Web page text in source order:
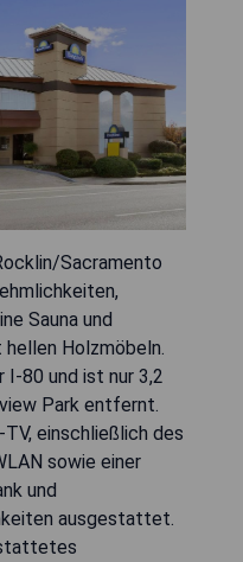
Sacramento
Sauna und
Holzmöbeln.
80 und ist nur 3,2
Park entfernt.
einschließlich des
sowie einer
und
ausgestattet.